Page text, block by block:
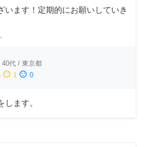
います！定期的にお願いしていき
40代 / 東京都
sentiment_neutral 1 sentiment_dissatisfied 0
します。